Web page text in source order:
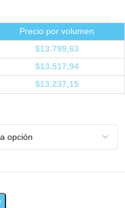
Precio por volumen
$13.799,63
$13.517,94
$13.237,15